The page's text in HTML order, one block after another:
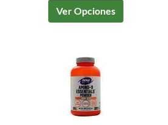
Ver Opciones